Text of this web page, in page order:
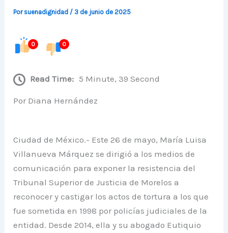
Por suenadignidad / 3 de junio de 2025
0 0
Read Time: 5 Minute, 39 Second
Por Diana Hernández
Ciudad de México.- Este 26 de mayo, María Luisa
Villanueva Márquez se dirigió a los medios de
comunicación para exponer la resistencia del
Tribunal Superior de Justicia de Morelos a
reconocer y castigar los actos de tortura a los que
fue sometida en 1998 por policías judiciales de la
entidad. Desde 2014, ella y su abogado Eutiquio